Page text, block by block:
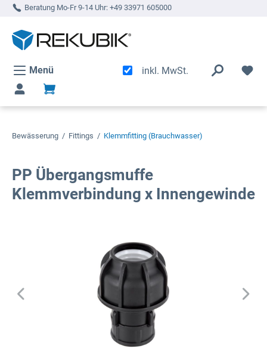
springen
Beratung Mo-Fr 9-14 Uhr: +49 33971 605000
Menü inkl. MwSt.
Bewässerung / Fittings / Klemmfitting (Brauchwasser)
PP Übergangsmuffe
Klemmverbindung x Innengewinde